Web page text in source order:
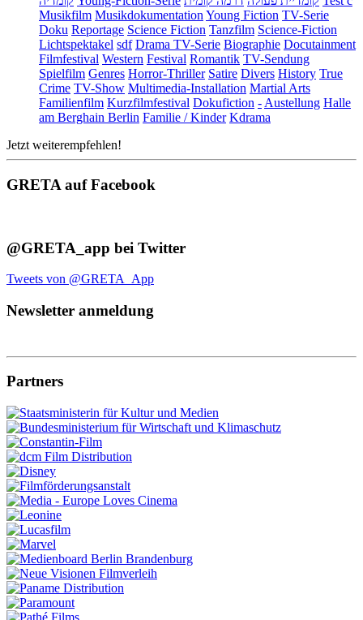
Musikfilm MusikdokumentationYoung Fiction TV-Serie
Doku Reportage Science Fiction Tanzfilm Science-Fiction
Lichtspektakel sdf Drama TV-Serie Biographie Docutainment
Filmfestival Western Festival Romantik TV-Sendung
Spielfilm Genres Horror-Thriller Satire Divers History True
Crime TV-Show Multimedia-Installation Martial Arts
Familienfilm Kurzfilmfestival Dokufiction -Austellung Halle
am Berghain Berlin Familie / Kinder Kdrama
Jetzt weiterempfehlen!
GRETA auf Facebook
@GRETA_app bei Twitter
Tweets von @GRETA_App
Newsletter anmeldung
Partners